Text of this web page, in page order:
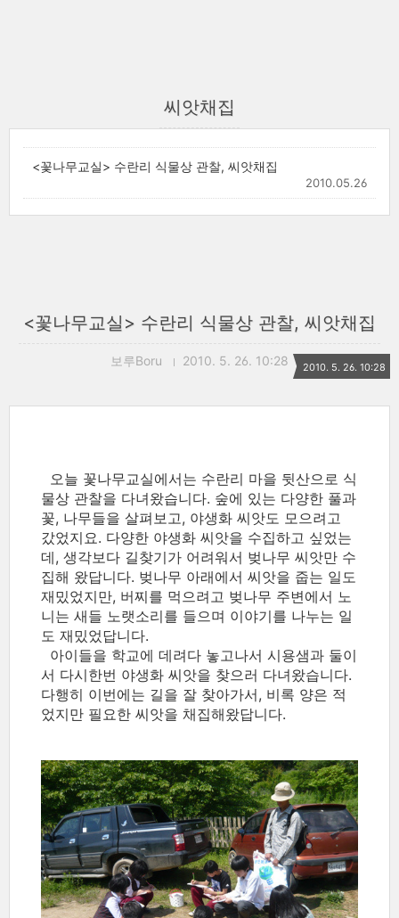
씨앗채집
<꽃나무교실> 수란리 식물상 관찰, 씨앗채집
2010.05.26
<꽃나무교실> 수란리 식물상 관찰, 씨앗채집
보루Boru 2010. 5. 26. 10:28 2010. 5. 26. 10:28
오늘 꽃나무교실에서는 수란리 마을 뒷산으로 식
물상 관찰을 다녀왔습니다. 숲에 있는 다양한 풀과
꽃, 나무들을 살펴보고, 야생화 씨앗도 모으려고
갔었지요. 다양한 야생화 씨앗을 수집하고 싶었는
데, 생각보다 길찾기가 어려워서 벚나무 씨앗만 수
집해 왔답니다. 벚나무 아래에서 씨앗을 줍는 일도
재밌었지만, 버찌를 먹으려고 벚나무 주변에서 노
니는 새들 노랫소리를 들으며 이야기를 나누는 일
도 재밌었답니다.
아이들을 학교에 데려다 놓고나서 시용샘과 둘이
서 다시한번 야생화 씨앗을 찾으러 다녀왔습니다.
다행히 이번에는 길을 잘 찾아가서, 비록 양은 적
었지만 필요한 씨앗을 채집해왔답니다.